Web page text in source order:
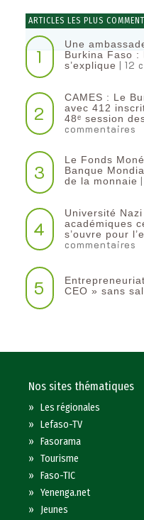
ARTICLES LES PLUS
1
Une
Burkina Faso :
s’explique | 12
2
CAMES : Le
avec 412
48ᵉ session
commentaires
3
Le Fonds
Banque
de la monnaie
4
Université
académiques
s’ouvre pour
commentaires
5
CEO » sans
Nos sites thématiques
»Les régionales
»Lefaso-TV
»Fasorama
»Tourisme
»Faso-TIC
»Yenenga.net
» Jeunes